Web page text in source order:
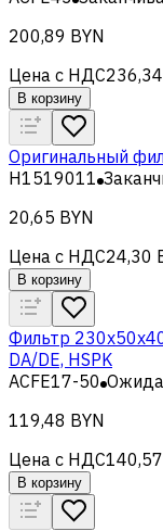
200,89 BYN
Цена с НДС
В корзину
Оригинальный
H1519011
20,65 BYN
Цена с НДС24,30
В корзину
Фильтр
DA/DE, HSPK
ACFE17-50
119,48 BYN
Цена с НДС
В корзину